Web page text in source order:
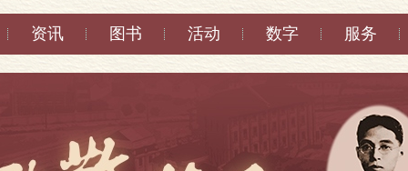
资讯 图书 活动 数字 服务